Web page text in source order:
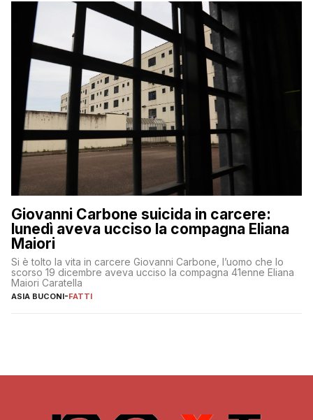
Giovanni Carbone suicida in carcere:
lunedì aveva ucciso la compagna Eliana
Maiori
Si è tolto la vita in carcere Giovanni Carbone, l’uomo che lo
scorso 19 dicembre aveva ucciso la compagna 41enne Eliana
Maiori Caratella
ASIA BUCONI-FATTI